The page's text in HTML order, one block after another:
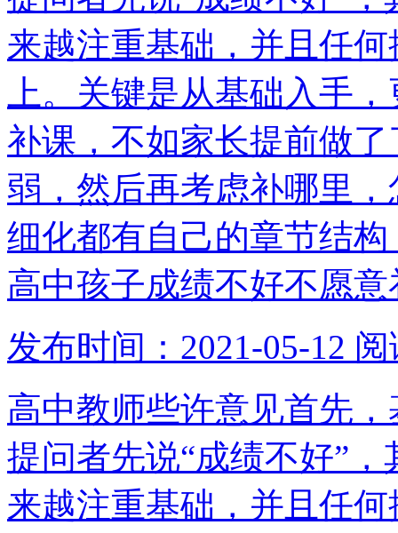
来越注重基础，并且任
上。关键是从基础入手
补课，不如家长提前做
弱，然后再考虑补哪里
细化都有自己的章节结
高中孩子成绩不好不愿
发布时间：2021-05-12 阅
高中教师些许意见首先
提问者先说“成绩不好”
来越注重基础，并且任